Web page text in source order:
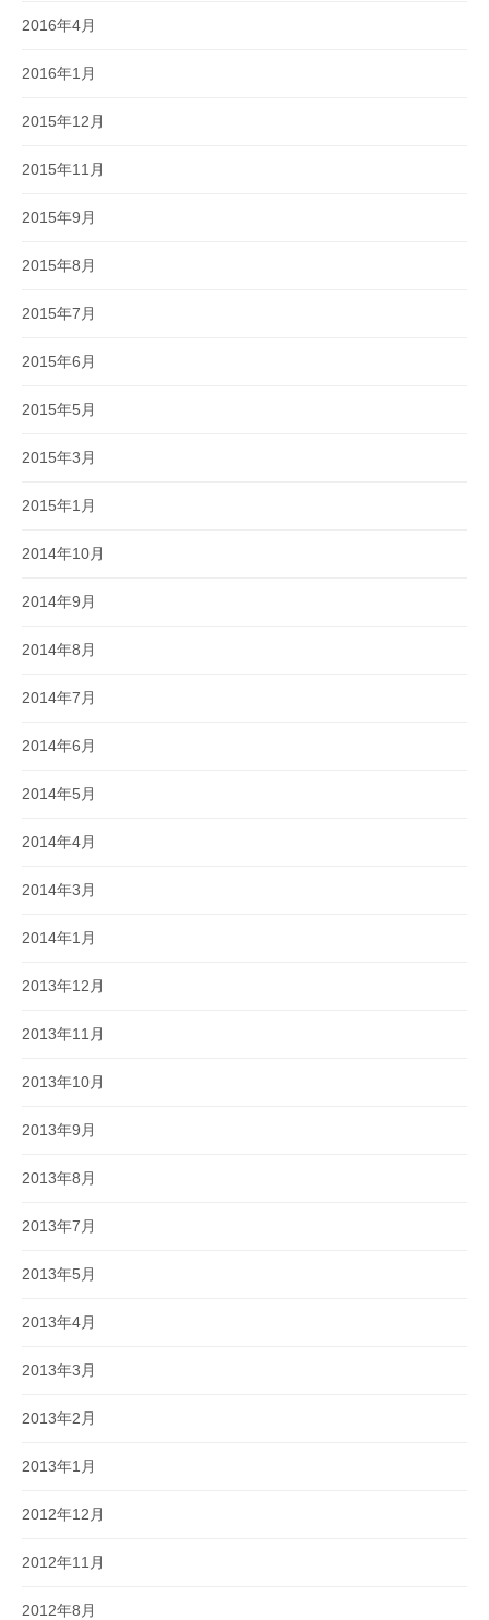
2016年4月
2016年1月
2015年12月
2015年11月
2015年9月
2015年8月
2015年7月
2015年6月
2015年5月
2015年3月
2015年1月
2014年10月
2014年9月
2014年8月
2014年7月
2014年6月
2014年5月
2014年4月
2014年3月
2014年1月
2013年12月
2013年11月
2013年10月
2013年9月
2013年8月
2013年7月
2013年5月
2013年4月
2013年3月
2013年2月
2013年1月
2012年12月
2012年11月
2012年8月